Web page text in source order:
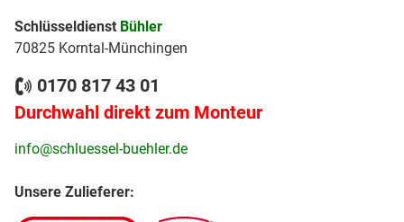
Schlüsseldienst Bühler
70825 Korntal-Münchingen
0170 817 43 01
Durchwahl direkt zum Monteur
info@schluessel-buehler.de
Unsere Zulieferer: